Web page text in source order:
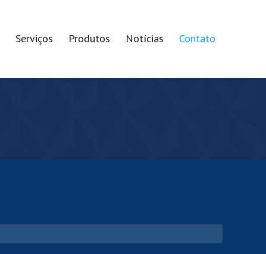
Serviços Produtos Notícias Contato